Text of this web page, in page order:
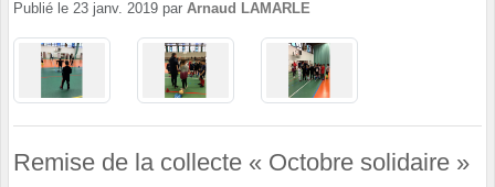
Publié le 23 janv. 2019 par Arnaud LAMARLE
Remise de la collecte « Octobre solidaire »